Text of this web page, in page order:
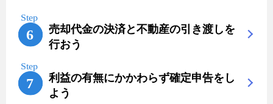
売却代金の決済と不動産の引き渡しを
行おう
利益の有無にかかわらず確定申告をし
よう